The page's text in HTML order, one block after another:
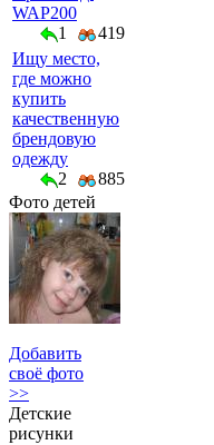
WAP200
1
419
Ищу место,
где можно
купить
качественную
брендовую
одежду
2
885
Фото детей
Добавить
своё фото
>>
Детские
рисунки